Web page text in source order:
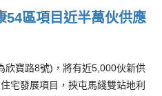
54區項目近半萬伙供應
欣寶路8號)，將有近5,000伙新供
宅發展項目，挾屯馬綫雙站地利